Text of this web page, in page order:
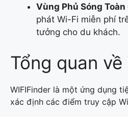
Vùng Phủ Sóng Toàn
phát Wi-Fi miễn phí
tưởng cho du khách.
Tổng quan
WIFIFinder là một ứng dụng
xác định các điểm truy cập